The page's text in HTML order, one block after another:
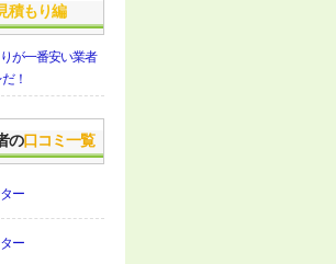
積もり編
が一番安い業者
！
の口コミ一覧
ー
ー